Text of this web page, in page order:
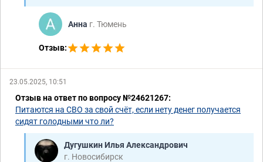
Анна г. Тюмень
Отзыв:
23.05.2025, 10:51
Отзыв на ответ по вопросу №24621267:
Питаются на СВО за свой счёт, если нету денег получается
сидят голодными что ли?
Дугушкин Илья Александрович
г. Новосибирск